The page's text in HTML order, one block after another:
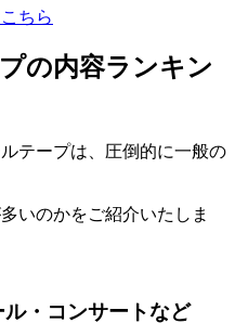
ちら
の内容ランキン
テープは、圧倒的に一般の
いのかをご紹介いたしま
・コンサートなど